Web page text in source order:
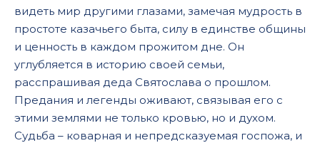
видеть мир другими глазами, замечая мудрость в
простоте казачьего быта, силу в единстве общины
и ценность в каждом прожитом дне. Он
углубляется в историю своей семьи,
расспрашивая деда Святослава о прошлом.
Предания и легенды оживают, связывая его с
этими землями не только кровью, но и духом.
Судьба – коварная и непредсказуемая госпожа, и